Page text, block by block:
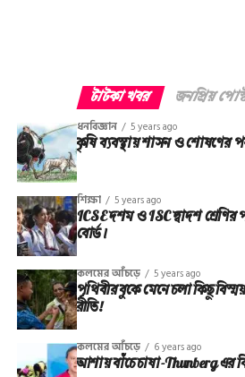
টাটকা খবর জনপ্রিয়
ধনবিজ্ঞান 5 years ago
কৃষি ব্যবস্থায় শাসন ও শোষণের
শিক্ষা 5 years ago
ICSE দশম ও ISC দ্বাদশ
বোর্ড।
কলমের আঁচড়ে 5 years ago
পৃথিবীর বুকে মেনে চলা কিছু
রীতি!
কলমের আঁচড়ে 6 years ago
আশায় বাঁচে চাষা-Thunberg এর